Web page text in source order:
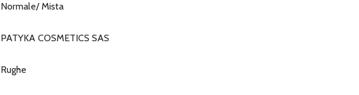
Normale/ Mista
PATYKA COSMETICS SAS
Rughe